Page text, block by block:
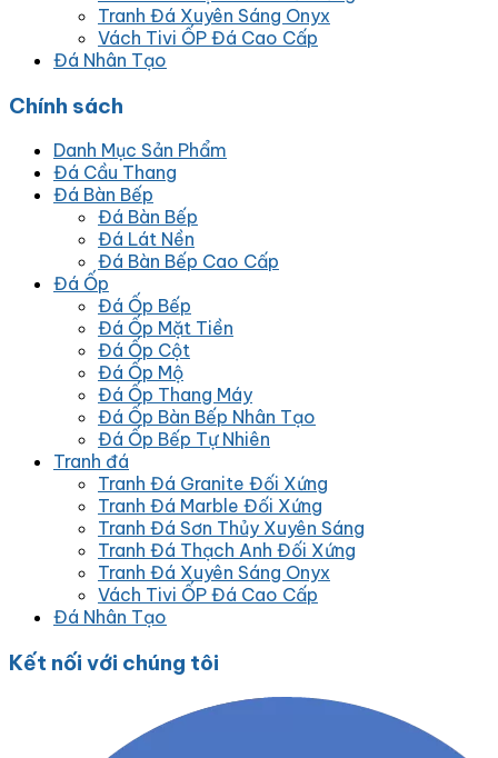
Tranh Đá Xuyên Sáng Onyx
Vách Tivi ỐP Đá Cao Cấp
Đá Nhân Tạo
Chính sách
Danh Mục Sản Phẩm
Đá Cầu Thang
Đá Bàn Bếp
Đá Bàn Bếp
Đá Lát Nền
Đá Bàn Bếp Cao Cấp
Đá Ốp
Đá Ốp Bếp
Đá Ốp Mặt Tiền
Đá Ốp Cột
Đá Ốp Mộ
Đá Ốp Thang Máy
Đá Ốp Bàn Bếp Nhân Tạo
Đá Ốp Bếp Tự Nhiên
Tranh đá
Tranh Đá Granite Đối Xứng
Tranh Đá Marble Đối Xứng
Tranh Đá Sơn Thủy Xuyên Sáng
Tranh Đá Thạch Anh Đối Xứng
Tranh Đá Xuyên Sáng Onyx
Vách Tivi ỐP Đá Cao Cấp
Đá Nhân Tạo
Kết nối với chúng tôi